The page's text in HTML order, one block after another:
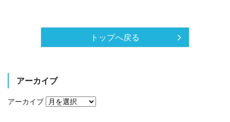
トップへ戻る
アーカイブ
アーカイブ